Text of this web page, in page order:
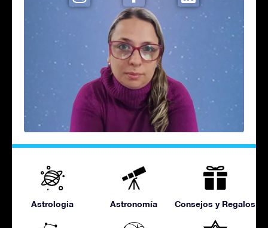
Astrologia Astronomía Consejos y Regalos